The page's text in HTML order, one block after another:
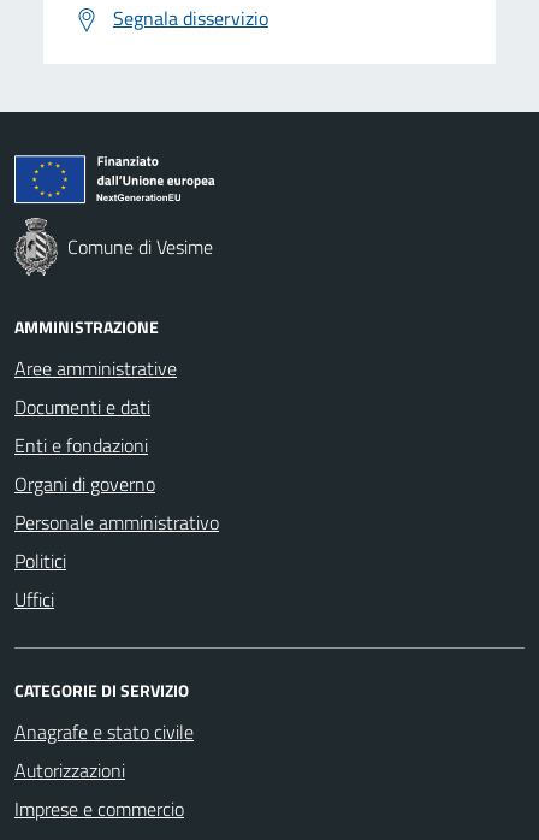
Segnala disservizio
Comune di Vesime
AMMINISTRAZIONE
Aree amministrative
Documenti e dati
Enti e fondazioni
Organi di governo
Personale amministrativo
Politici
Uffici
CATEGORIE DI SERVIZIO
Anagrafe e stato civile
Autorizzazioni
Imprese e commercio